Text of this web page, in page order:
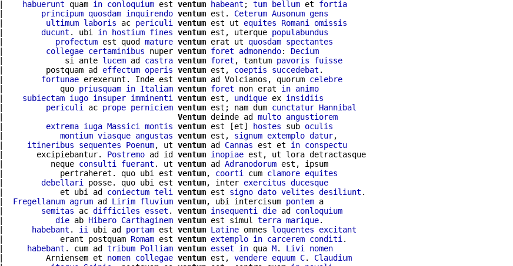
| habuerunt quam in conloquium est ventum habeant ; tum bellum et fortia
| principum quosdam inquirendo ventum est. Ceterum Ausonum gens
| ultimum laboris ac periculi ventum est ut equites Romani
omissis
| ducunt . ubi in hostium fines ventum est, uterque populabundus
| profectum est quod mature ventum erat ut quosdam spectantes
| collegae certaminibus nuper ventum foret admonendo: Decium
|             si ante lucem ad castra ventum foret , tantum pavoris
fuisse
|         postquam ad effectum operis ventum est, coeptis succedebat
| fortunae erexerunt. Inde est ventum ad Volcianos, quorum celebre
|            quo priusquam in Italiam ventum foret non erat in animo
| subiectam iugo insuper imminenti ventum est, undique ex insidiis
| periculi ac prope perniciem ventum est; nam dum cunctatur Hannibal
| Ventum deinde ad multo angustiorem
| extrema iuga Massici montis ventum est [et] hostes sub oculis
| montium viasque angustas ventum est, signum extemplo datur,
| itineribus sequentes Poenum, ut ventum ad Cannas est et in conspectu
|       excipiebantur. Postremo ad id ventum inopiae est, ut lora detractasque
|          neque consulti fuerant . ut ventum ad Adranodorum
|            pertraheret. quo ubi est ventum, coorti cum clamore equites
| debellari posse. quo ubi est ventum, inter exercitus ducesque
|            et ubi ad coniectum teli ventum est signo dato velites desiliunt .
| Fregellanum agrum ad Lirim fluvium ventum, ubi intercisum pontem a
| semitas ac difficiles esset . ventum insequenti die ad conloquium
| die ab Hibero Carthaginem ventum est simul terra marique.
| habebant . ii ubi ad portam est ventum Latine omnes loquentes
excitant
|            erant postquam Romam est ventum extemplo in carcerem conditi .
| habebant . cum ad tribum Polliam ventum esset in qua M. Livi
nomen
|         Arniensem et nomen collegae ventum est, vendere equum C. Claudium